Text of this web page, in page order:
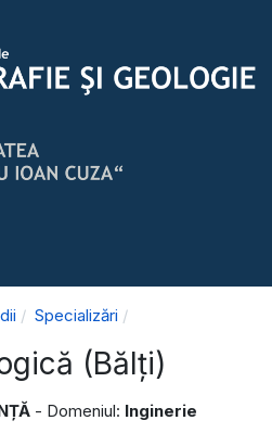
Specializări
(Bălți)
- Domeniul: Inginerie